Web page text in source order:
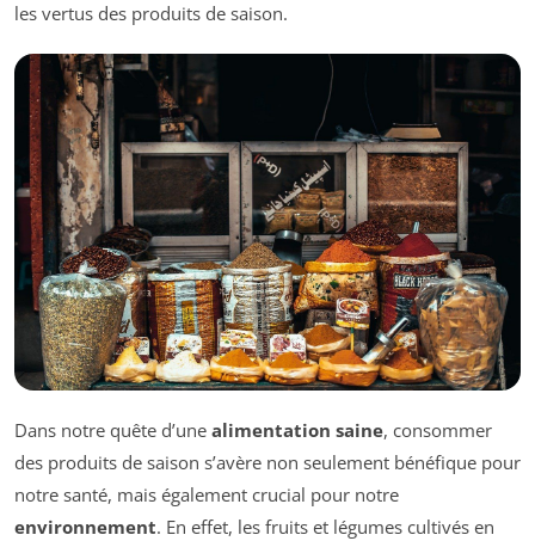
les vertus des produits de saison.
Dans notre quête d’une alimentation saine, consommer
des produits de saison s’avère non seulement bénéfique pour
notre santé, mais également crucial pour notre
environnement. En effet, les fruits et légumes cultivés en